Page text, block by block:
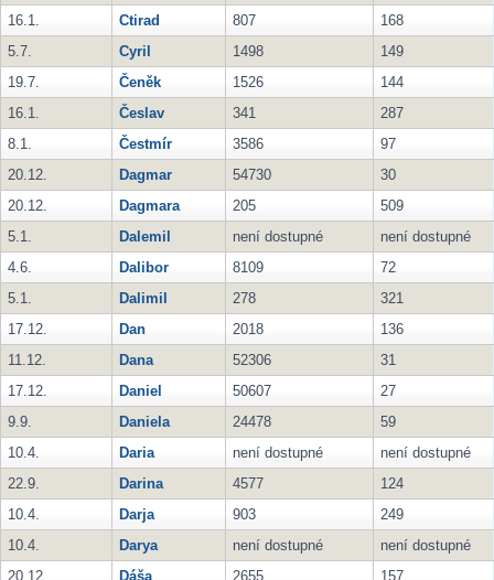
16.1.
Ctirad 807
168
5.7.
Cyril 1498
149
19.7.
Čeněk 1526
144
16.1.
Česlav 341
287
8.1.
Čestmír 3586
97
20.12.
Dagmar 54730
30
20.12.
Dagmara 205
509
5.1.
Dalemil není dostupné
není dostupné
4.6.
Dalibor 8109
72
5.1.
Dalimil 278
321
17.12.
Dan 2018
136
11.12.
Dana 52306
31
17.12.
Daniel 50607
27
9.9.
Daniela 24478
59
10.4.
Daria není dostupné
není dostupné
22.9.
Darina 4577
124
10.4.
Darja 903
249
10.4.
Darya není dostupné
není dostupné
20.12.
Dáša 2655 157